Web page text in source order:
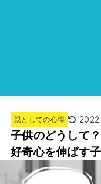
親としての心得
子供のどうして
好奇心を伸ばす